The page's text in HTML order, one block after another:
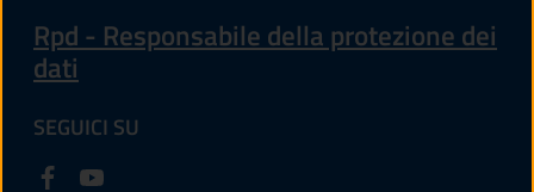
Rpd - Responsabile della protezione dei
dati
SEGUICI SU